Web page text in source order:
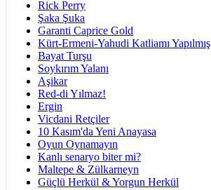
Rick Perry
Şaka Şuka
Garanti Caprice Gold
Kürt-Ermeni-Yahudi Katliamı Yapılmış
Bayat Turşu
Soykırım Yalanı
Aşikar
Red-di Yılmaz!
Ergin
Vicdani Retçiler
10 Kasım'da Yeni Anayasa
Oyun Oynamayın
Kanlı senaryo biter mi?
Maltepe & Zülkarneyn
Güçlü Herkül & Yorgun Herkül